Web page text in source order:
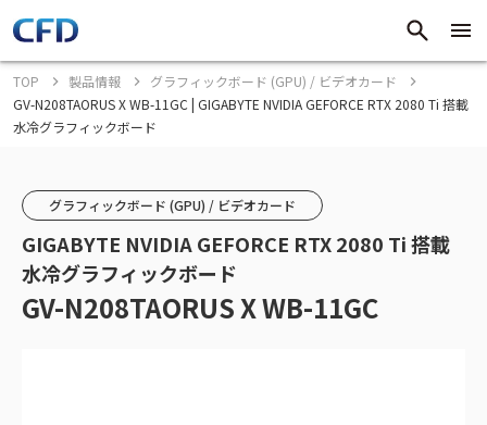
TOP 製品情報
グラフィックボード (GPU) / ビデオカード
GV-N208TAORUS X WB-11GC | GIGABYTE NVIDIA GEFORCE RTX 2080 Ti 搭載
水冷グラフィックボード
グラフィックボード (GPU) / ビデオカード
GIGABYTE NVIDIA GEFORCE RTX 2080 Ti 搭載
水冷グラフィックボード
GV-N208TAORUS X WB-11GC